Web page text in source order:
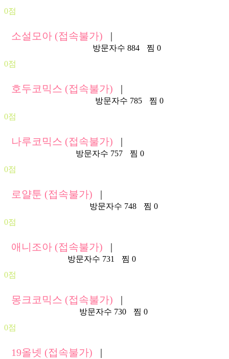
0점
소설모아 (접속불가) |
방문자수 884
찜 0
0점
호두코믹스 (접속불가) |
방문자수 785
찜 0
0점
나루코믹스 (접속불가) |
방문자수 757
찜 0
0점
로얄툰 (접속불가) |
방문자수 748
찜 0
0점
애니조아 (접속불가) |
방문자수 731
찜 0
0점
몽크코믹스 (접속불가) |
방문자수 730
찜 0
0점
19올넷 (접속불가) |